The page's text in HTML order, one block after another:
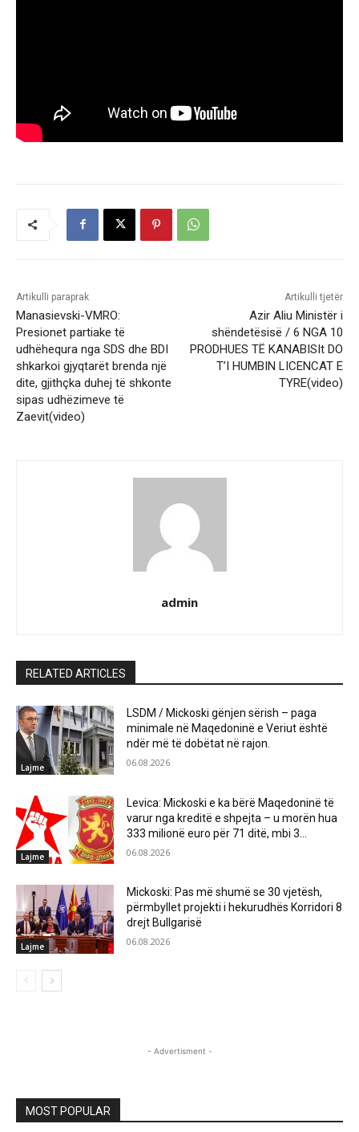
Artikulli paraprak
Manasievski-VMRO:
Presionet partiake të
udhëhequra nga SDS dhe BDI
shkarkoi gjyqtarët brenda një
dite, gjithçka duhej të shkonte
sipas udhëzimeve të
Zaevit(video)
Artikulli tjetër
Azir Aliu Ministër i
shëndetësisë / 6 NGA 10
PRODHUES TË KANABISIt DO
T’I HUMBIN LICENCAT E
TYRE(video)
admin
RELATED ARTICLES
Lajme
LSDM / Mickoski gënjen sërish – paga
minimale në Maqedoninë e Veriut është
ndër më të dobëtat në rajon.
06.08.2026
Lajme
Levica: Mickoski e ka bërë Maqedoninë të
varur nga kreditë e shpejta – u morën hua
333 milionë euro për 71 ditë, mbi 3...
06.08.2026
Lajme
Mickoski: Pas më shumë se 30 vjetësh,
përmbyllet projekti i hekurudhës Korridori 8
drejt Bullgarisë
06.08.2026
- Advertisment -
MOST POPULAR